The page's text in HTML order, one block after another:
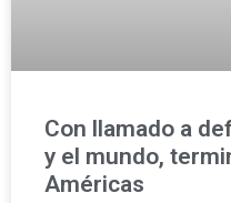
Con llamado a
y el mundo,
Américas